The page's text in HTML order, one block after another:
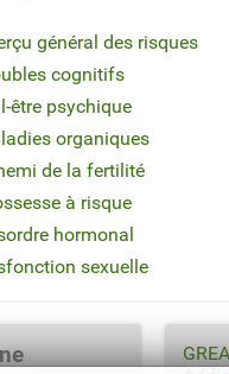
général des risques
cognitifs
être psychique
organiques
de la fertilité
à risque
hormonal
sexuelle